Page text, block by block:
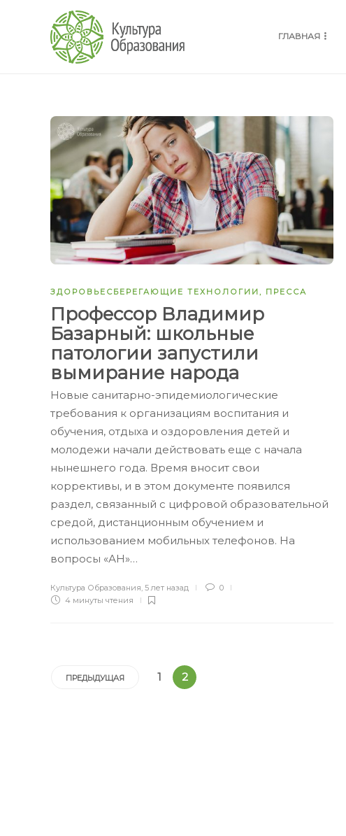
ГЛАВНАЯ
ЗДОРОВЬЕСБЕРЕГАЮЩИЕ ТЕХНОЛОГИИ, ПРЕССА
Профессор Владимир
Базарный: школьные
патологии запустили
вымирание народа
Новые санитарно-эпидемиологические
требования к организациям воспитания и
обучения, отдыха и оздоровления детей и
молодежи начали действовать еще с начала
нынешнего года. Время вносит свои
коррективы, и в этом документе появился
раздел, связанный с цифровой образовательной
средой, дистанционным обучением и
использованием мобильных телефонов. На
вопросы «АН»…
Культура Образования, 5 лет назад
0
4 минуты чтения
ПРЕДЫДУЩАЯ 1 2